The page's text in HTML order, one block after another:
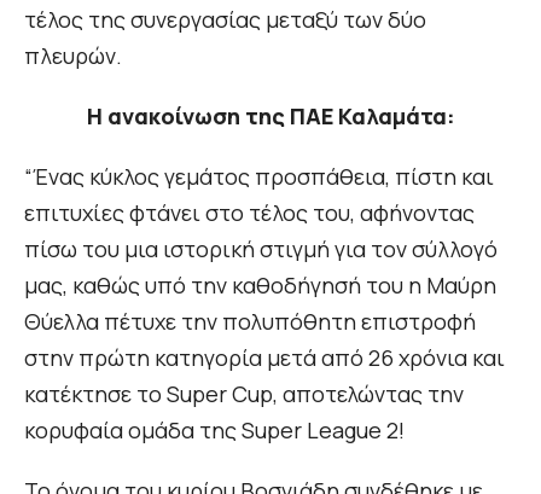
τέλος της συνεργασίας μεταξύ των δύο
πλευρών.
Η ανακοίνωση της ΠΑΕ Καλαμάτα:
“Ένας κύκλος γεμάτος προσπάθεια, πίστη και
επιτυχίες φτάνει στο τέλος του, αφήνοντας
πίσω του μια ιστορική στιγμή για τον σύλλογό
μας, καθώς υπό την καθοδήγησή του η Μαύρη
Θύελλα πέτυχε την πολυπόθητη επιστροφή
στην πρώτη κατηγορία μετά από 26 χρόνια και
κατέκτησε το Super Cup, αποτελώντας την
κορυφαία ομάδα της Super League 2!